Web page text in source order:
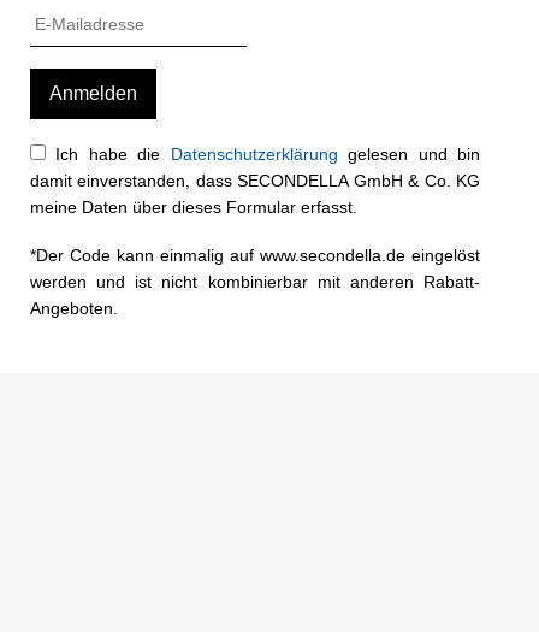
Ich habe die Datenschutzerklärung gelesen und bin
damit einverstanden, dass SECONDELLA GmbH & Co. KG
meine Daten über dieses Formular erfasst.
*Der Code kann einmalig auf www.secondella.de eingelöst
werden und ist nicht kombinierbar mit anderen Rabatt-
Angeboten.